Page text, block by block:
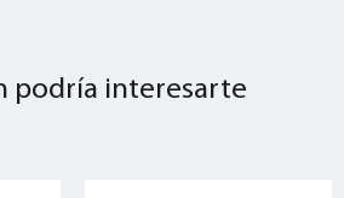
podría interesarte